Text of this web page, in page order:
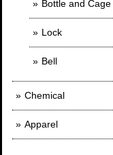
Bottle and Cage
Lock
Bell
Chemical
Apparel